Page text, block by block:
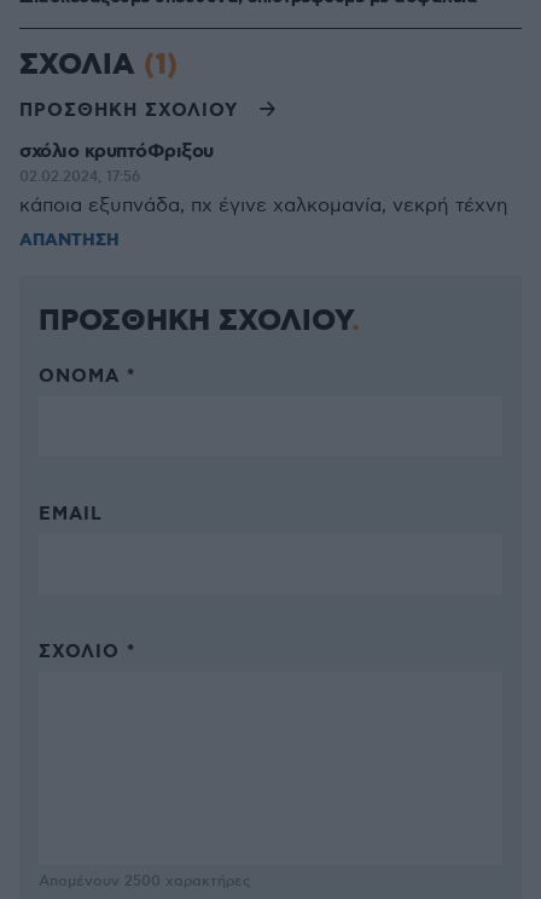
ΣΧΟΛΙΑ (1)
ΠΡΟΣΘΗΚΗ ΣΧΟΛΙΟΥ
σχόλιο κρυπτόΦριξου
02.02.2024, 17:56
κάποια εξυπνάδα, πχ έγινε χαλκομανία, νεκρή τέχνη
ΑΠΑΝΤΗΣΗ
ΠΡΟΣΘΗΚΗ ΣΧΟΛΙΟΥ
ΌΝΟΜΑ *
EMAIL
ΣΧΌΛΙΟ *
Απομένουν 2500 χαρακτήρες